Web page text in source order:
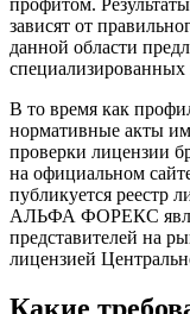
зависят от
данной области
В то время как
нормативные акты
проверки лицензии
на официальном
публикуется реестр
АЛЬФА ФОРЕКС
представителей на
лицензией